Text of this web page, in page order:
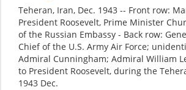
Teheran, Iran, Dec. 1943 -- Front row:
President Roosevelt, Prime Minister
of the Russian Embassy - Back row:
Chief of the U.S. Army Air Force;
Admiral Cunningham; Admiral William
to President Roosevelt, during the
1943 Dec.